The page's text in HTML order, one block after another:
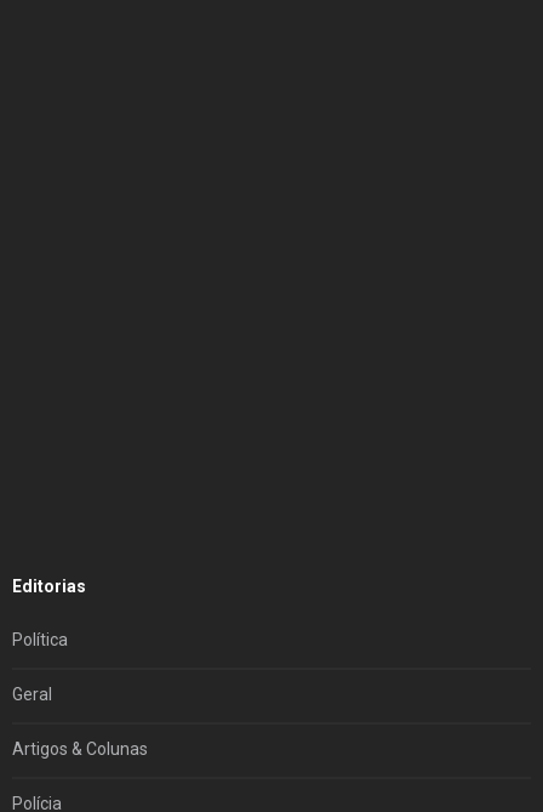
Editorias
Política
Geral
Artigos & Colunas
Polícia